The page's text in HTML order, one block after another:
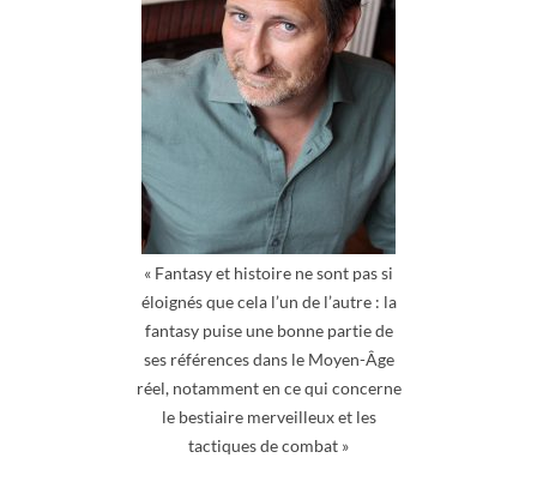
« Fantasy et histoire ne sont pas si
éloignés que cela l’un de l’autre : la
fantasy puise une bonne partie de
ses références dans le Moyen-Âge
réel, notamment en ce qui concerne
le bestiaire merveilleux et les
tactiques de combat »